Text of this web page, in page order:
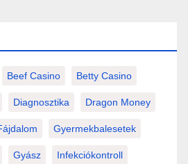
Beef Casino Betty Casino
Diagnosztika Dragon Money
Gyermekbalesetek
Gyász Infekciókontroll